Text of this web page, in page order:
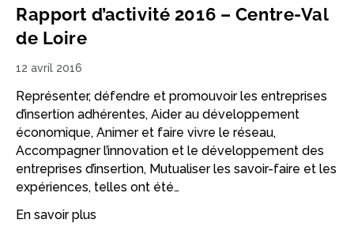
Rapport d’activité 2016 – Centre-Val
de Loire
12 avril 2016
Représenter, défendre et promouvoir les entreprises
d’insertion adhérentes, Aider au développement
économique, Animer et faire vivre le réseau,
Accompagner l’innovation et le développement des
entreprises d’insertion, Mutualiser les savoir-faire et les
expériences, telles ont été…
En savoir plus